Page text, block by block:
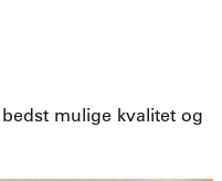
mulige kvalitet og